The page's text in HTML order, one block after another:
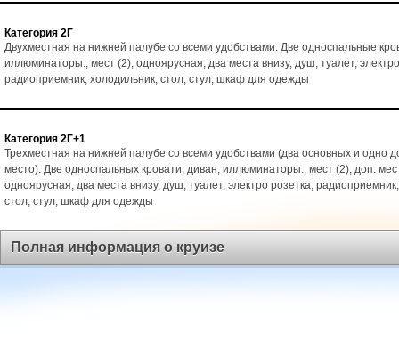
Категория 2Г
Двухместная на нижней палубе со всеми удобствами. Две односпальные
иллюминаторы., мест (2), одноярусная, два места внизу, душ, туалет,
радиоприемник, холодильник, стол, стул, шкаф для одежды
Категория 2Г+1
Трехместная на нижней палубе со всеми удобствами (два основных и одно
место). Две односпальных кровати, диван, иллюминаторы., мест (2), доп.
одноярусная, два места внизу, душ, туалет, электро розетка,
стол, стул, шкаф для одежды
Полная информация о круизе